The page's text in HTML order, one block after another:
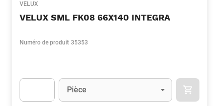
VELUX
VELUX SML FK08 66X140 INTEGRA
Numéro de produit 35353
Unité
Pièce